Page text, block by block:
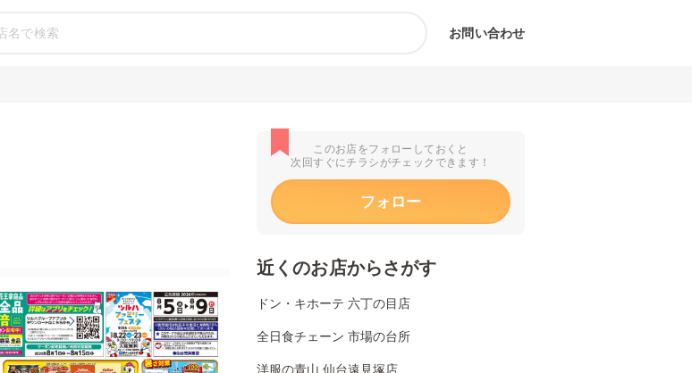
お問い合わせ
このお店をフォローしておくと
次回すぐにチラシがチェックできます！
フォロー
近くのお店からさがす
ドン・キホーテ 六丁の目店
全日食チェーン 市場の台所
洋服の青山 仙台遠見塚店